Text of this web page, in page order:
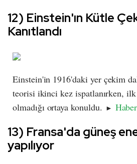
12) Einstein'ın Kütle
Kanıtlandı
Einstein'in 1916'daki yer çekim
teorisi ikinci kez ispatlanırken,
olmadığı ortaya konuldu. ►
13) Fransa'da güneş
yapılıyor